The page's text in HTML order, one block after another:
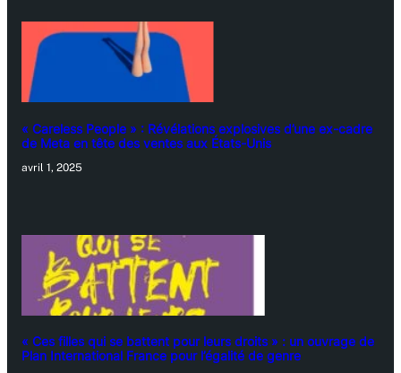
« Careless People » : Révélations explosives d’une ex-cadre
de Meta en tête des ventes aux États-Unis
avril 1, 2025
« Ces filles qui se battent pour leurs droits » : un ouvrage de
Plan International France pour l’égalité de genre